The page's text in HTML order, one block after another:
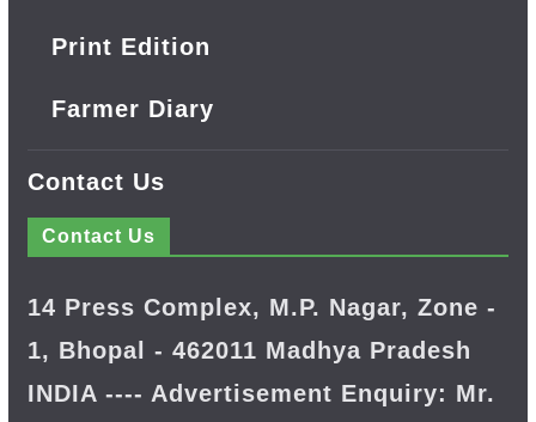
Print Edition
Farmer Diary
Contact Us
Contact Us
14 Press Complex, M.P. Nagar, Zone -
1, Bhopal - 462011 Madhya Pradesh
INDIA ---- Advertisement Enquiry: Mr.